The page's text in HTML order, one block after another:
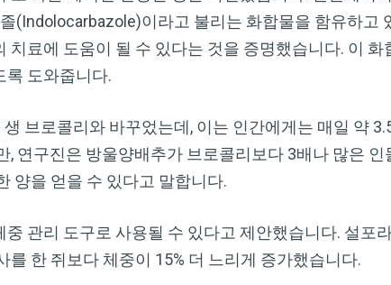
(Indolocarbazole)이라고 불리는 화합물을 함유하고
치료에 도움이 될 수 있다는 것을 증명했습니다. 이
록 도와줍니다.
브로콜리와 바꾸었는데, 이는 인간에게는 매일 약
, 연구진은 방울양배추가 브로콜리보다 3배나 많은
양을 얻을 수 있다고 말합니다.
관리 도구로 사용될 수 있다고 제안했습니다. 설포
를 한 쥐보다 체중이 15% 더 느리게 증가했습니다.